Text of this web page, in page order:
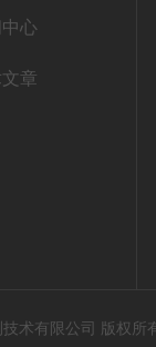
心
章
技术有限公司 版权